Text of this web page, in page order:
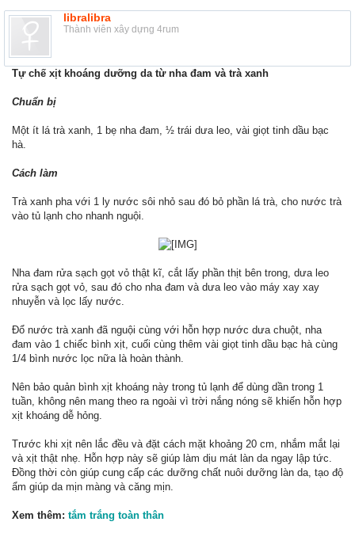
libralibra
Thành viên xây dựng 4rum
Tự chế xịt khoáng dưỡng da từ nha đam và trà xanh
Chuẩn bị
Một ít lá trà xanh, 1 bẹ nha đam, ½ trái dưa leo, vài giọt tinh dầu bạc
hà.
Cách làm
Trà xanh pha với 1 ly nước sôi nhỏ sau đó bỏ phần lá trà, cho nước trà
vào tủ lạnh cho nhanh nguội.
Nha đam rửa sạch gọt vỏ thật kĩ, cắt lấy phần thịt bên trong, dưa leo
rửa sạch gọt vỏ, sau đó cho nha đam và dưa leo vào máy xay xay
nhuyễn và lọc lấy nước.
Đổ nước trà xanh đã nguội cùng với hỗn hợp nước dưa chuột, nha
đam vào 1 chiếc bình xịt, cuối cùng thêm vài giọt tinh dầu bạc hà cùng
1/4 bình nước lọc nữa là hoàn thành.
Nên bảo quản bình xịt khoáng này trong tủ lạnh để dùng dần trong 1
tuần, không nên mang theo ra ngoài vì trời nắng nóng sẽ khiến hỗn hợp
xịt khoáng dễ hỏng.
Trước khi xịt nên lắc đều và đặt cách mặt khoảng 20 cm, nhắm mắt lại
và xịt thật nhẹ. Hỗn hợp này sẽ giúp làm dịu mát làn da ngay lập tức.
Đồng thời còn giúp cung cấp các dưỡng chất nuôi dưỡng làn da, tạo độ
ẩm giúp da mịn màng và căng mịn.
Xem thêm: tắm trắng toàn thân